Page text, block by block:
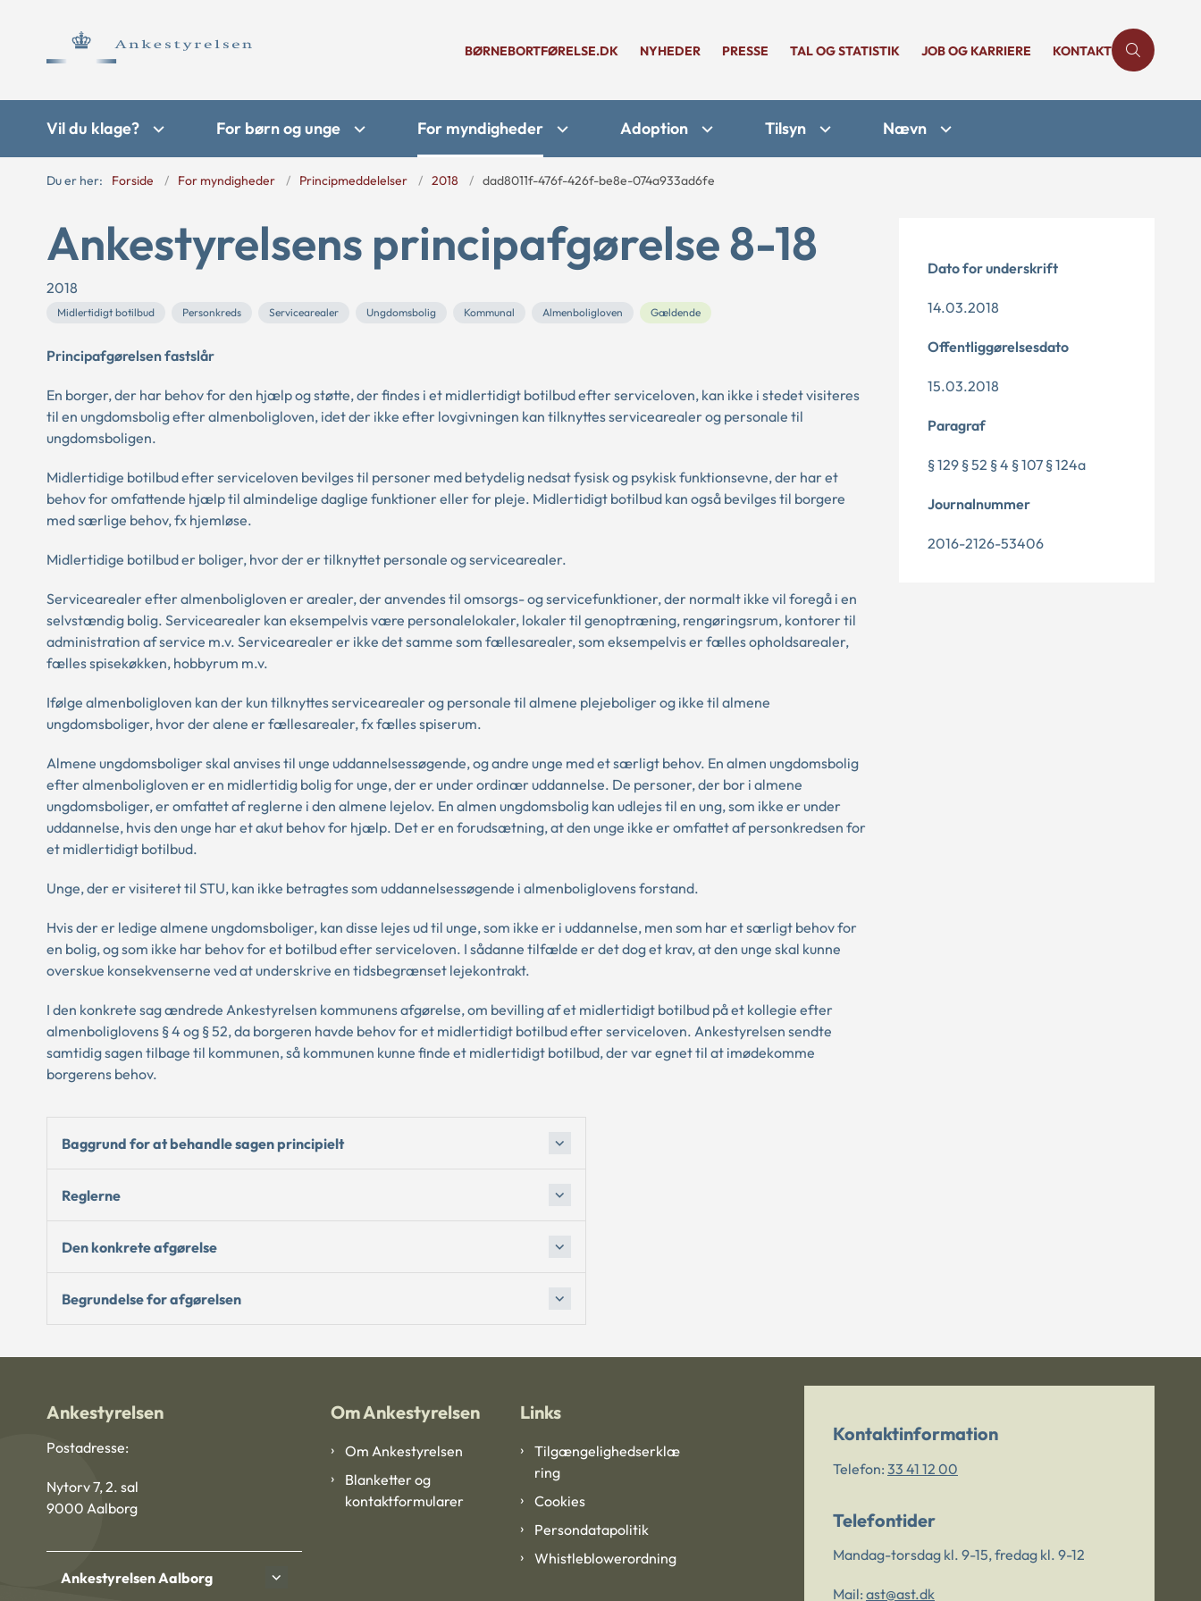
BØRNEBORTFØRELSE.DK NYHEDER PRESSE TAL OG STATISTIK JOB OG KARRIERE KONTAKT
Vil du klage? For børn og unge For myndigheder Adoption Tilsyn Nævn
Du er her: Forside For myndigheder Principmeddelelser 2018 dad8011f-476f-426f-be8e-074a933ad6fe
Ankestyrelsens principafgørelse 8-18
2018
Midlertidigt botilbud Personkreds Servicearealer Ungdomsbolig Kommunal Almenboligloven Gældende
Principafgørelsen fastslår
En borger, der har behov for den hjælp og støtte, der findes i et midlertidigt botilbud efter serviceloven, kan ikke i stedet visiteres
til en ungdomsbolig efter almenboligloven, idet der ikke efter lovgivningen kan tilknyttes servicearealer og personale til
ungdomsboligen.
Midlertidige botilbud efter serviceloven bevilges til personer med betydelig nedsat fysisk og psykisk funktionsevne, der har et
behov for omfattende hjælp til almindelige daglige funktioner eller for pleje. Midlertidigt botilbud kan også bevilges til borgere
med særlige behov, fx hjemløse.
Midlertidige botilbud er boliger, hvor der er tilknyttet personale og servicearealer.
Servicearealer efter almenboligloven er arealer, der anvendes til omsorgs- og servicefunktioner, der normalt ikke vil foregå i en
selvstændig bolig. Servicearealer kan eksempelvis være personalelokaler, lokaler til genoptræning, rengøringsrum, kontorer til
administration af service m.v. Servicearealer er ikke det samme som fællesarealer, som eksempelvis er fælles opholdsarealer,
fælles spisekøkken, hobbyrum m.v.
Ifølge almenboligloven kan der kun tilknyttes servicearealer og personale til almene plejeboliger og ikke til almene
ungdomsboliger, hvor der alene er fællesarealer, fx fælles spiserum.
Almene ungdomsboliger skal anvises til unge uddannelsessøgende, og andre unge med et særligt behov. En almen ungdomsbolig
efter almenboligloven er en midlertidig bolig for unge, der er under ordinær uddannelse. De personer, der bor i almene
ungdomsboliger, er omfattet af reglerne i den almene lejelov. En almen ungdomsbolig kan udlejes til en ung, som ikke er under
uddannelse, hvis den unge har et akut behov for hjælp. Det er en forudsætning, at den unge ikke er omfattet af personkredsen for
et midlertidigt botilbud.
Unge, der er visiteret til STU, kan ikke betragtes som uddannelsessøgende i almenboliglovens forstand.
Hvis der er ledige almene ungdomsboliger, kan disse lejes ud til unge, som ikke er i uddannelse, men som har et særligt behov for
en bolig, og som ikke har behov for et botilbud efter serviceloven. I sådanne tilfælde er det dog et krav, at den unge skal kunne
overskue konsekvenserne ved at underskrive en tidsbegrænset lejekontrakt.
I den konkrete sag ændrede Ankestyrelsen kommunens afgørelse, om bevilling af et midlertidigt botilbud på et kollegie efter
almenboliglovens § 4 og § 52, da borgeren havde behov for et midlertidigt botilbud efter serviceloven. Ankestyrelsen sendte
samtidig sagen tilbage til kommunen, så kommunen kunne finde et midlertidigt botilbud, der var egnet til at imødekomme
borgerens behov.
Baggrund for at behandle sagen principielt
Reglerne
Den konkrete afgørelse
Begrundelse for afgørelsen
Dato for underskrift
14.03.2018
Offentliggørelsesdato
15.03.2018
Paragraf
§ 129 § 52 § 4 § 107 § 124a
Journalnummer
2016-2126-53406
Ankestyrelsen
Postadresse:
Nytorv 7, 2. sal
9000 Aalborg
Ankestyrelsen Aalborg
Om Ankestyrelsen
Om Ankestyrelsen
Blanketter og
kontaktformularer
Links
Tilgængelighedserklæ
ring
Cookies
Persondatapolitik
Whistleblowerordning
Kontaktinformation
Telefon: 33 41 12 00
Telefontider
Mandag-torsdag kl. 9-15, fredag kl. 9-12
Mail: ast@ast.dk